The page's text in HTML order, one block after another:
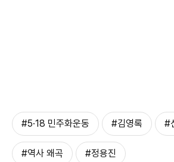
#5·18 민주화운동 #김영록 #
#역사 왜곡 #정용진